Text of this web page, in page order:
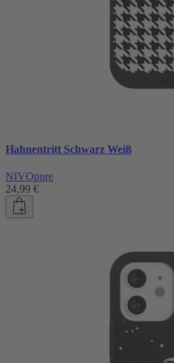
Hahnentritt Schwarz Weiß
NIVOpure
24,99 €